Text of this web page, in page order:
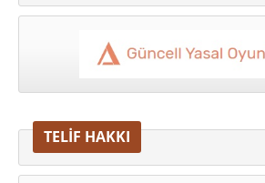
TELİF HAKKI